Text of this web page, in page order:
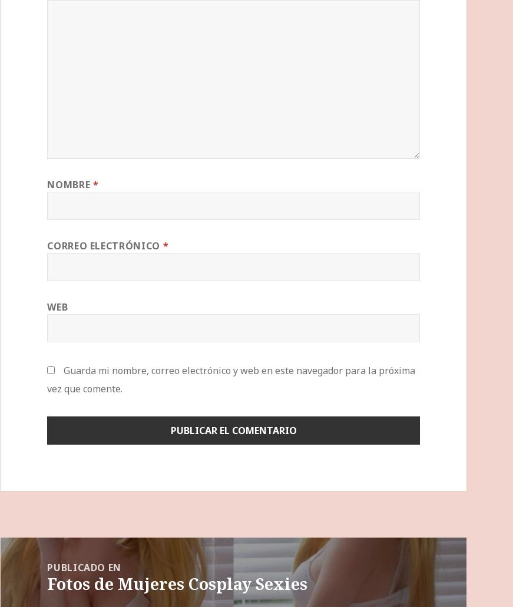
NOMBRE *
CORREO ELECTRÓNICO *
WEB
Guarda mi nombre, correo electrónico y web en este navegador para la próxima
vez que comente.
Navegación
de
entradas
PUBLICADO EN
Fotos de Mujeres Cosplay Sexies